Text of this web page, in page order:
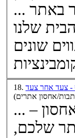
באתר
הבית שלנו www.intervision.co.il 9. מה הם החוקים לגבי מספר
אינטרנט? ניתן לרשום כתובת עד 64 תווים שונים
18.
... רשימת נושאים ובחרת שם מתחם, צריך למצוא שרת אחסון –
שלכם,